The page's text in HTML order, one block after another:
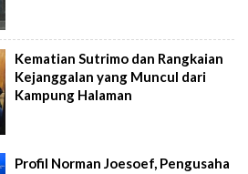
Kematian Sutrimo dan Rangkaian
Kejanggalan yang Muncul dari
Kampung Halaman
Profil Norman Joesoef, Pengusaha